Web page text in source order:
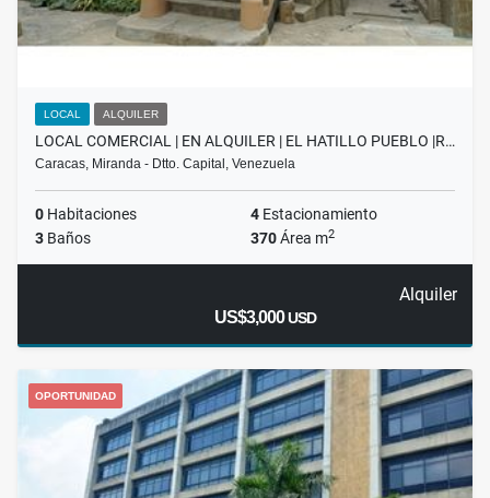
LOCAL ALQUILER
LOCAL COMERCIAL | EN ALQUILER | EL HATILLO PUEBLO |R…
Caracas, Miranda - Dtto. Capital, Venezuela
0 Habitaciones 4 Estacionamiento
3 Baños 370Área m2
Alquiler
US$3,000USD
OPORTUNIDAD